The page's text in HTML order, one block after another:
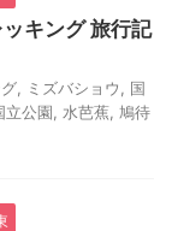
キング 旅行記
ミズバショウ
国
立公園 水芭蕉 鳩待